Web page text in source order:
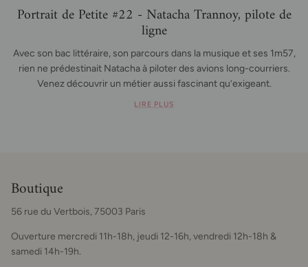
Portrait de Petite #22 - Natacha Trannoy, pilote de
ligne
Avec son bac littéraire, son parcours dans la musique et ses 1m57,
rien ne prédestinait Natacha à piloter des avions long-courriers.
Venez découvrir un métier aussi fascinant qu’exigeant.
LIRE PLUS
Boutique
56 rue du Vertbois, 75003 Paris
Ouverture mercredi 11h-18h, jeudi 12-16h, vendredi 12h-18h &
samedi 14h-19h.